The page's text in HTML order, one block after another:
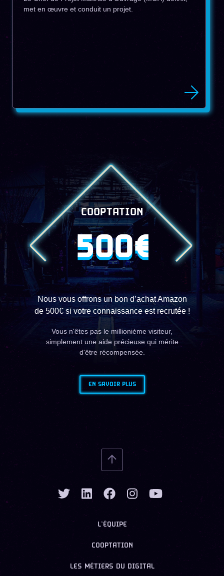
met en œuvre et conduit un projet.
COOPTATION
500€
Nous vous offrons un bon d’achat Amazon
de 500€ si votre connaissance est recrutée !
Vous n'êtes pas le millionième visiteur,
simplement une aide précieuse qui mérite
d'être récompensée.
EN SAVOIR PLUS
L’ÉQUIPE
COOPTATION
LES MÉTIERS DU DIGITAL